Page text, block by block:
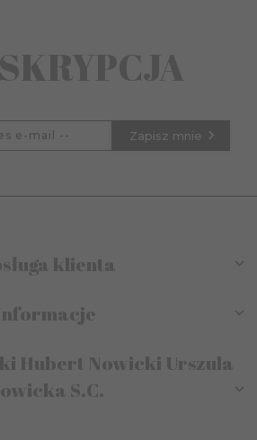
Zapisz mnie
klienta
Hubert Nowicki Urszula
S.C.